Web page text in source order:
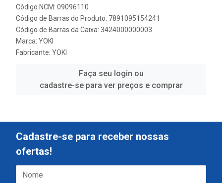
Código NCM: 09096110
Código de Barras do Produto: 7891095154241
Código de Barras da Caixa: 3424000000003
Marca: YOKI
Fabricante: YOKI
Faça seu login ou
cadastre-se para ver preços e comprar
Cadastre-se para receber nossas
ofertas!